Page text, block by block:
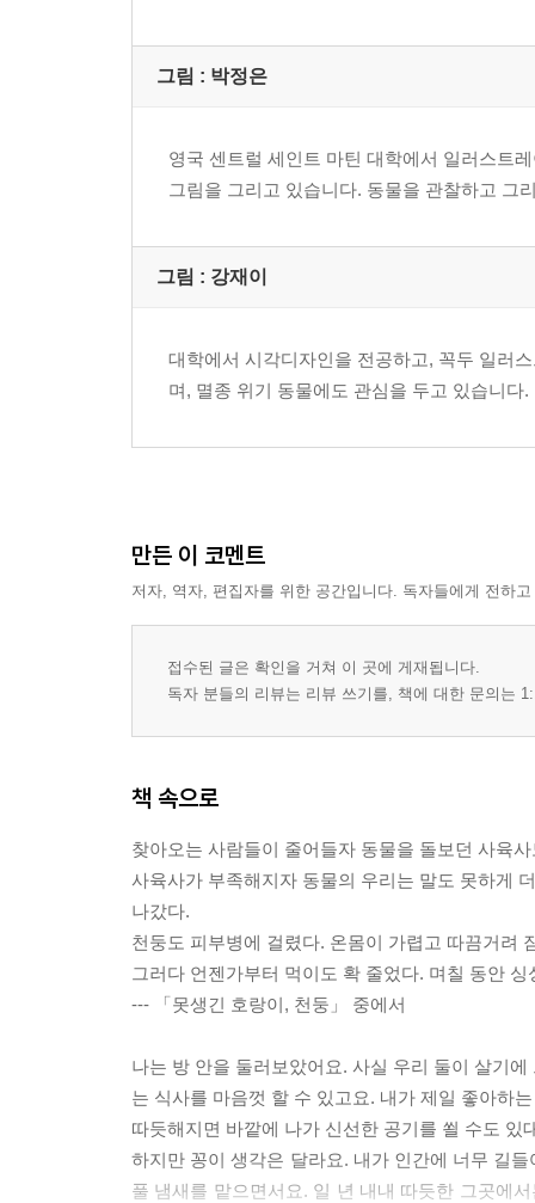
그림 : 박정은
영국 센트럴 세인트 마틴 대학에서 일러스트
그림을 그리고 있습니다. 동물을 관찰하고 그
그림 : 강재이
대학에서 시각디자인을 전공하고, 꼭두 일러
며, 멸종 위기 동물에도 관심을 두고 있습니
만든 이 코멘트
저자, 역자, 편집자를 위한 공간입니다. 독자들에게 전하
접수된 글은 확인을 거쳐 이 곳에 게재됩니다.
독자 분들의 리뷰는 리뷰 쓰기를, 책에 대한 문의는
책 속으로
찾아오는 사람들이 줄어들자 동물을 돌보던 사육
사육사가 부족해지자 동물의 우리는 말도 못하게
나갔다.
천둥도 피부병에 걸렸다. 온몸이 가렵고 따끔거려
그러다 언젠가부터 먹이도 확 줄었다. 며칠 동안
--- 「못생긴 호랑이, 천둥」 중에서
나는 방 안을 둘러보았어요. 사실 우리 둘이 살기
는 식사를 마음껏 할 수 있고요. 내가 제일 좋아하
따듯해지면 바깥에 나가 신선한 공기를 쐴 수도 있
하지만 꽁이 생각은 달라요. 내가 인간에 너무 길
풀 냄새를 맡으면서요. 일 년 내내 따듯한 그곳에